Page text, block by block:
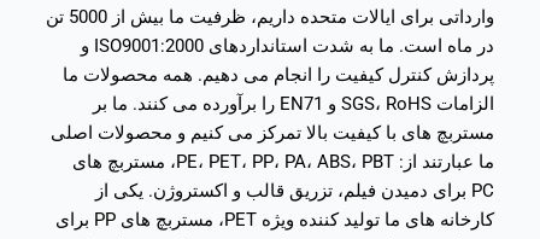
وارداتی برای ایالات متحده داریم، ظرفیت ما بیش از 5000 تن
در ماه است. ما به شدت استانداردهای ISO9001:2000 و
پردازش کنترل کیفیت را انجام می دهیم. همه محصولات ما
الزامات SGS، RoHS و EN71 را برآورده می کنند. ما بر
مستربچ های با کیفیت بالا تمرکز می کنیم و محصولات اصلی
ما عبارتند از: PE، PET، PP، PA، ABS، PBT، مستربچ های
PC برای دمیدن فیلم، تزریق قالب و اکستروژن. یکی از
کارخانه های ما تولید کننده ویژه PET، مستربچ های PP برای